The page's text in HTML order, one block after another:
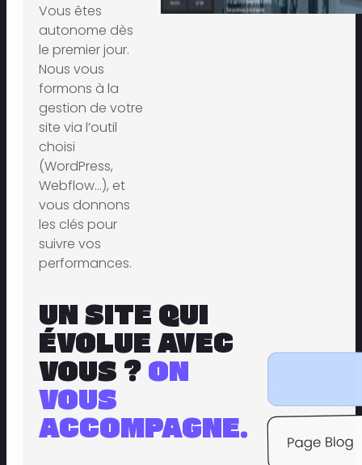
Vous êtes
autonome dès
le premier jour.
Nous vous
formons à la
gestion de votre
site via l’outil
choisi
(WordPress,
Webflow…), et
vous donnons
les clés pour
suivre vos
performances.
UN SITE QUI
ÉVOLUE AVEC
VOUS ?ON
VOUS
ACCOMPAGNE.